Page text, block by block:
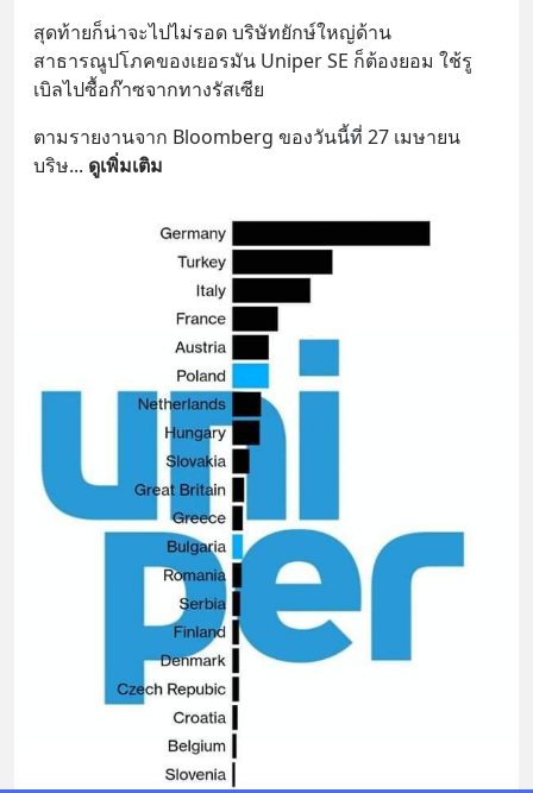
สุดท้ายก็น่าจะไปไม่รอด บริษัทยักษ์ใหญ่ด้าน
สาธารณูปโภคของเยอรมัน Uniper SE ก็ต้องยอม ใช้รู
เบิลไปซื้อก๊าซจากทางรัสเซีย
ตามรายงานจาก Bloomberg ของวันนี้ที่ 27 เมษายน
บริษ... ดูเพิ่มเติม